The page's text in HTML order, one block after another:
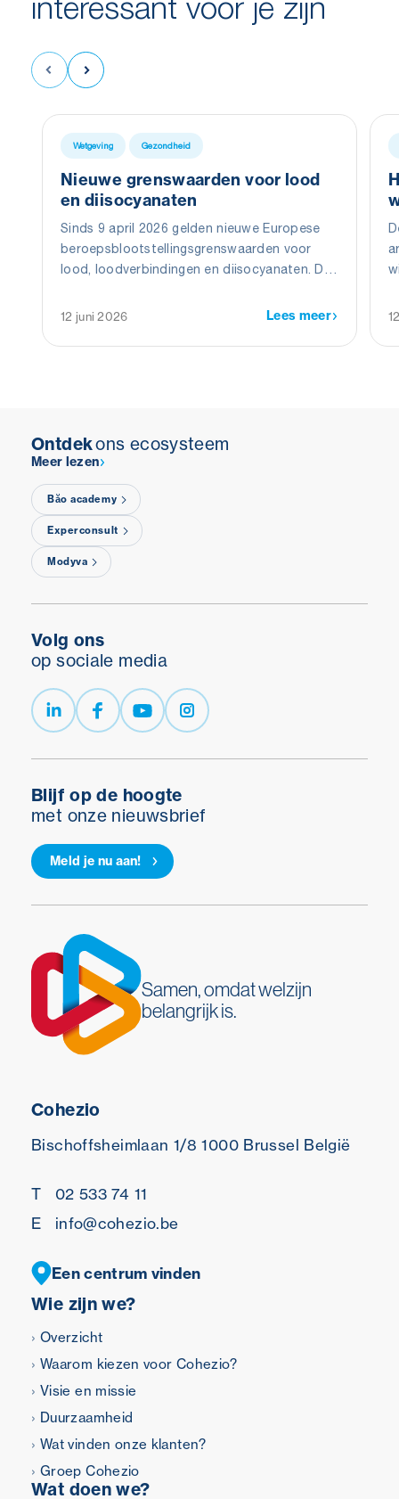
Wetgeving Gezondheid
Nieuwe grenswaarden voor lood
en diisocyanaten
Sinds 9 april 2026 gelden nieuwe Europese
beroepsblootstellingsgrenswaarden voor
lood, loodverbindingen en diisocyanaten. De
beschermen tegen de gezondheidsrisico’s
12 juni 2026 Lees meer
Ontdekons ecosysteem
Meer lezen
Băo academy
Experconsult
Modyva
Blijf op de hoogte
met onze nieuwsbrief
Meld je nu aan!
Volg ons
op sociale media
Samen, omdat welzijn
belangrijk is.
Wie zijn we?
Overzicht
Waarom kiezen voor Cohezio?
Visie en missie
Duurzaamheid
Wat vinden onze klanten?
Groep Cohezio
Wat doen we?
Cohezio
Bischoffsheimlaan 1/8 1000 Brussel België
T
02 533 74 11
E
info@cohezio.be
Een centrum vinden